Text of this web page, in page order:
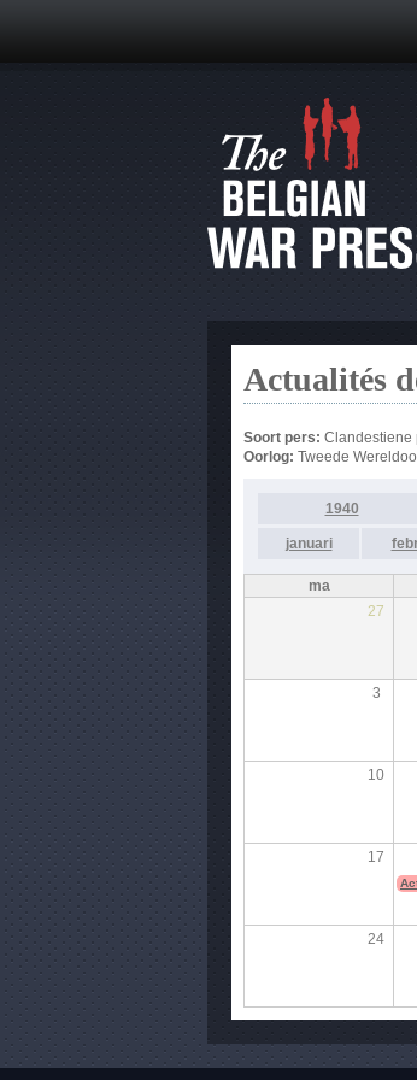
Actualités
Soort pers: Clandestiene
Oorlog: Tweede
1940
januari
ma
27
3
10
17
24